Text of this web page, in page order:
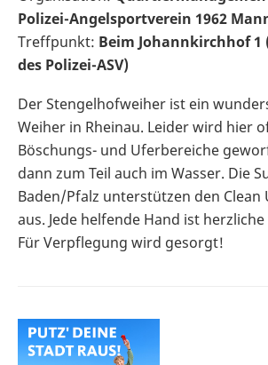
Polizei-Angelsportverein 1962
Treffpunkt: Beim Johannkirchhof 1
des Polizei-ASV)
Der Stengelhofweiher ist ein
Weiher in Rheinau. Leider wird hier
Böschungs- und Uferbereiche
dann zum Teil auch im Wasser. Die
Baden/Pfalz unterstützen den Clean
aus. Jede helfende Hand ist
Für Verpflegung wird gesorgt!